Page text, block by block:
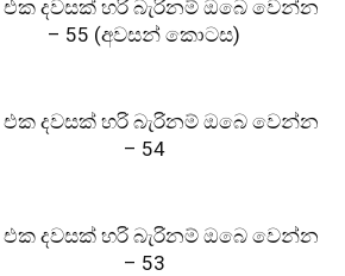
එක දවසක් හරි බැරිනම් ඔබෙ වෙන්න
– 55 (අවසන් කොටස)
එක දවසක් හරි බැරිනම් ඔබෙ වෙන්න
– 54
එක දවසක් හරි බැරිනම් ඔබෙ වෙන්න
– 53